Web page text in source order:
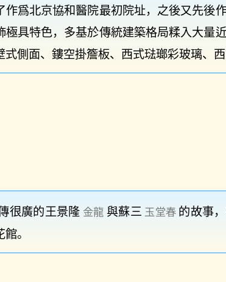
作爲北京協和醫院最初院址，之後又先後
極具特色，多基於傳統建築格局糅入大量
側面、鏤空掛簷板、西式琺瑯彩玻璃、西
很廣的王景隆 金龍 與蘇三 玉堂春 的故事
。